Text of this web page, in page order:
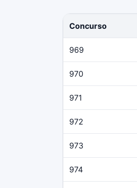
Concurso
969
970
971
972
973
974